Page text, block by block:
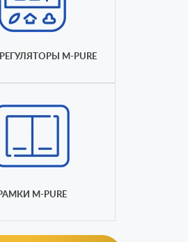
M-PURE
M-PURE